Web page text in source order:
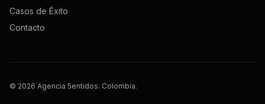
Casos de Éxito
Contacto
© 2026 Agencia 5entidos. Colombia.